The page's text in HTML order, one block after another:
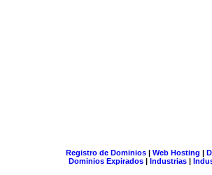
Registro de Dominios| Web Hosting |
Dominios Expirados | Industrias |